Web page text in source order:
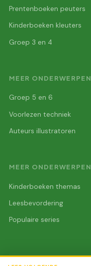
Prentenboeken peuters
Kinderboeken kleuters
Groep 3 en 4
MEER ONDERWERPEN
Groep 5 en 6
Voorlezen techniek
Auteurs illustratoren
MEER ONDERWERPEN
Kinderboeken themas
Leesbevordering
Populaire series